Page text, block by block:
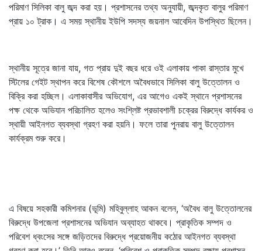
পরিমাণ সিলিকা বালু জব্দ করা হয়। প্রশাসনের তথ্য অনুযায়ী, জব্দকৃত বালুর পরিমাণ
প্রায় ১০ ট্রাক। এ সময় স্থানীয় ইউপি সদস্য জয়নাল আবেদিন উপস্থিত ছিলেন।
স্থানীয় সূত্রে জানা যায়, গত প্রায় দুই বছর ধরে ওই এলাকায় পাকা রাস্তার মুখে
স্টিলের গেইট স্থাপন করে বিশেষ কৌশলে অবৈধভাবে সিলিকা বালু উত্তোলন ও
বিক্রি করা হচ্ছিল। এলাকাবাসীর অভিযোগ, এর আগেও একই স্থানে প্রশাসনের
পক্ষ থেকে অভিযান পরিচালিত হলেও সংশ্লিষ্ট প্রভাবশালী চক্রের বিরুদ্ধে কার্যকর ও
স্থায়ী আইনগত ব্যবস্থা গ্রহণ করা হয়নি। ফলে তারা পুনরায় বালু উত্তোলন
কার্যক্রম শুরু করে।
এ বিষয়ে সহকারী কমিশনার (ভূমি) মহিবুল্লাহ আকন বলেন, ‘অবৈধ বালু উত্তোলনের
বিরুদ্ধে উপজেলা প্রশাসনের অভিযান অব্যাহত থাকবে। প্রাকৃতিক সম্পদ ও
পরিবেশ ধ্বংসের সঙ্গে জড়িতদের বিরুদ্ধে প্রয়োজনীয় কঠোর আইনগত ব্যবস্থা